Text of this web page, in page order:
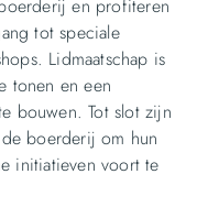
en profiteren
tot speciale
Lidmaatschap is
tonen en een
bouwen. Tot slot zijn
boerderij om hun
initiatieven voort te